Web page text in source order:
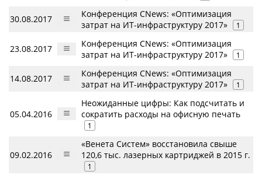
30.08.2017
Конференция CNews: «Оптимизация
затрат на ИТ-инфраструктуру 2017»
1
23.08.2017
Конференция CNews: «Оптимизация
затрат на ИТ-инфраструктуру 2017»
1
14.08.2017
Конференция CNews: «Оптимизация
затрат на ИТ-инфраструктуру 2017»
1
05.04.2016
Неожиданные цифры: Как подсчитать и
сократить расходы на офисную печать
1
09.02.2016
«Венета Систем» восстановила свыше
120,6 тыс. лазерных картриджей в 2015 г.
1